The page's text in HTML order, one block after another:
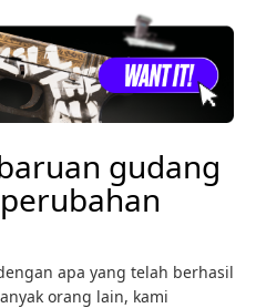
gudang
apa yang telah berhasil
orang lain, kami